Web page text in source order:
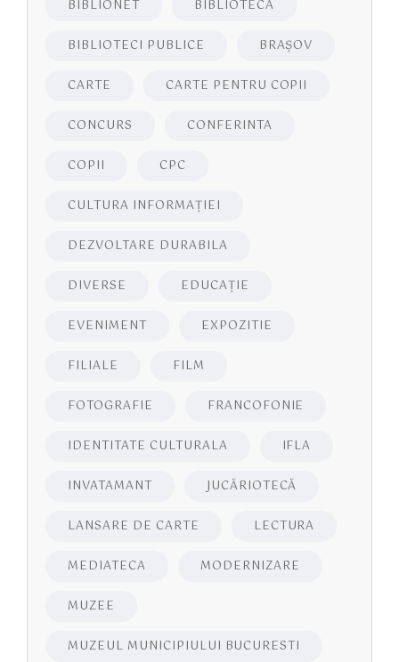
BIBLIONET BIBLIOTECA
BIBLIOTECI PUBLICE BRAŞOV
CARTE CARTE PENTRU COPII
CONCURS CONFERINTA
COPII CPC
CULTURA INFORMAŢIEI
DEZVOLTARE DURABILA
DIVERSE EDUCAŢIE
EVENIMENT EXPOZITIE
FILIALE FILM
FOTOGRAFIE FRANCOFONIE
IDENTITATE CULTURALA IFLA
INVATAMANT JUCĂRIOTECĂ
LANSARE DE CARTE LECTURA
MEDIATECA MODERNIZARE
MUZEE
MUZEUL MUNICIPIULUI BUCURESTI